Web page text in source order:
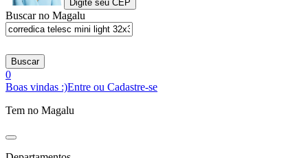
Digite seu CEP
Buscar no Magalu
Buscar
0
Boas vindas :)Entre ou Cadastre-se
Tem no Magalu